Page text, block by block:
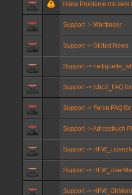
Habe Probleme mit
Support -> Wortfinder
Support -> Global News
Support ->
Support -> wbb2_FAQ
Support -> Foren FAQ
Support -> Adressbuch
Support ->
Support ->
Support ->